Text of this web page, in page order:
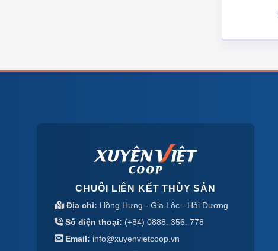
CHUỖI LIÊN KẾT THỦY SẢN
Địa chỉ: Hồng Hưng - Gia Lộc - Hải Dương
Số điện thoại: (+84) 0888. 356. 778
Email: info@xuyenvietcoop.vn